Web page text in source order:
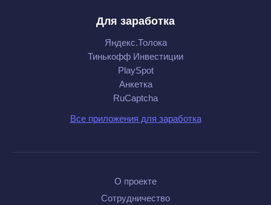
Для заработка
Яндекс.Толока
Тинькофф Инвестиции
PlaySpot
Анкетка
RuCaptcha
Все приложения для заработка
О проекте
Сотрудничество